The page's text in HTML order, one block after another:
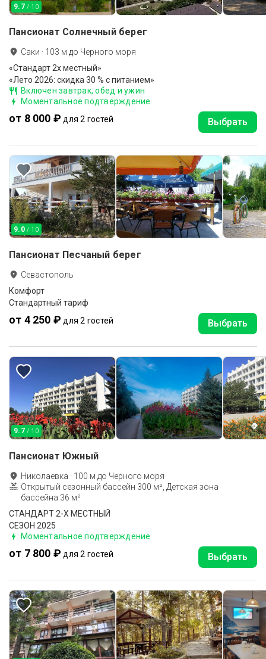
9.7 / 10
Пансионат Солнечный берег
Саки · 103 м до Черного моря
«Стандарт 2х местный»
«Лето 2026: скидка 30 % с питанием»
Включен завтрак, обед и ужин
Моментальное подтверждение
от 8 000 ₽ для 2 гостей Выбрать
9.0 / 10
Пансионат Песчаный берег
Севастополь
Комфорт
Стандартный тариф
от 4 250 ₽ для 2 гостей Выбрать
9.7 / 10
Пансионат Южный
Николаевка · 100 м до Черного моря
Открытый сезонный бассейн 300 м², Детская зона
бассейна 36 м²
СТАНДАРТ 2-Х МЕСТНЫЙ
СЕЗОН 2025
Моментальное подтверждение
от 7 800 ₽ для 2 гостей Выбрать